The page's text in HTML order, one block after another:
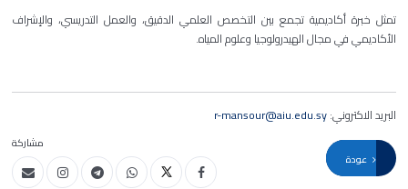
تمثل خبرة أكاديمية تجمع بين التخصص العلمي الدقيق، والعمل التدريسي، والإشراف
الأكاديمي في مجال الهيدرولوجيا وعلوم المياه.
البريد الاكتروني:r-mansour@aiu.edu.sy
مشاركة